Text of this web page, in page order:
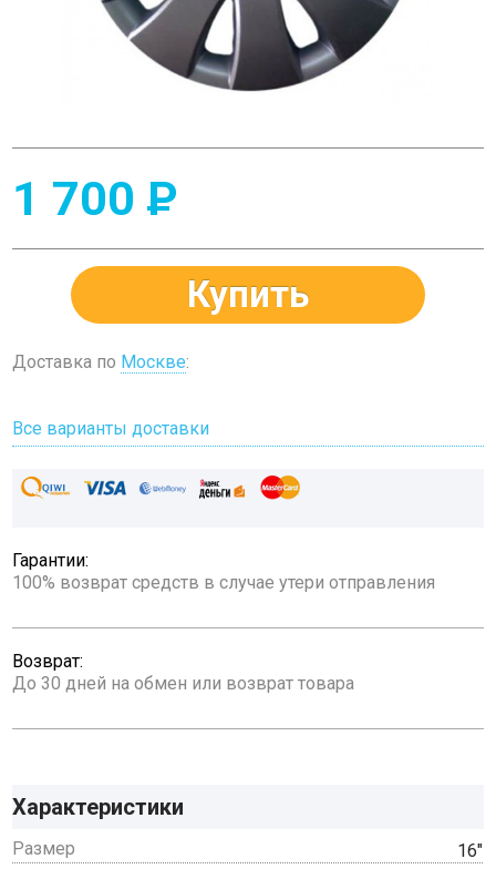
1 700 P
Купить
Доставка по Москве:
Все варианты доставки
Гарантии:
100% возврат средств в случае утери отправления
Возврат:
До 30 дней на обмен или возврат товара
Характеристики
Размер 16"